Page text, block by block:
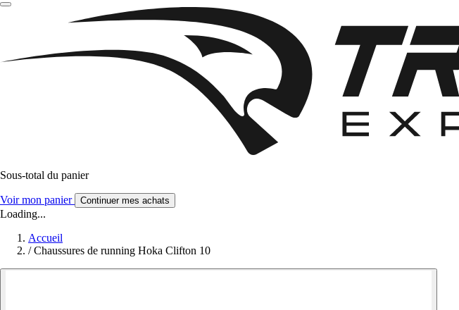
Sous-total du panier
Voir mon panier Continuer mes achats
Loading...
Accueil
/ Chaussures de running Hoka Clifton 10